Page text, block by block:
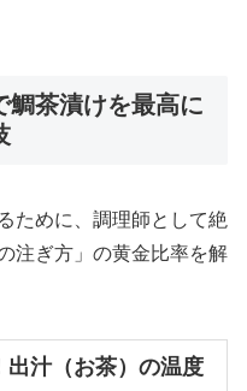
鯛茶漬けを最高に
ために、調理師として絶
注ぎ方」の黄金比率を解
出汁（お茶）の温度